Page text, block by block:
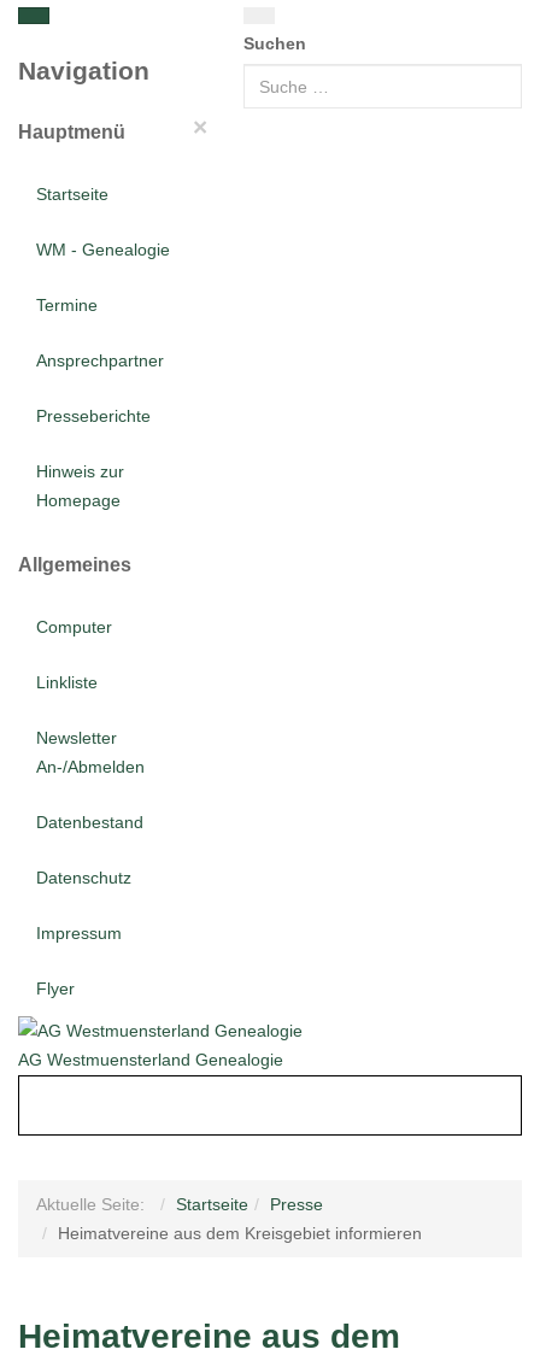
Navigation
×
Hauptmenü
Startseite
WM - Genealogie
Termine
Ansprechpartner
Presseberichte
Hinweis zur
Homepage
Allgemeines
Computer
Linkliste
Newsletter
An-/Abmelden
Datenbestand
Datenschutz
Impressum
Flyer
Suchen
AG Westmuensterland Genealogie
Aktuelle Seite: Startseite
Presse
Heimatvereine aus dem Kreisgebiet informieren
Heimatvereine aus dem